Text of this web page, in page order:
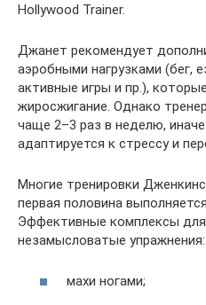
Hollywood Trainer.
Джанет рекомендует
аэробными нагрузками (бег,
активные игры и пр.),
жиросжигание. Однако
чаще 2–3 раз в неделю,
адаптируется к стрессу и
Многие тренировки
первая половина
Эффективные комплексы
незамысловатые упражнения:
махи ногами;